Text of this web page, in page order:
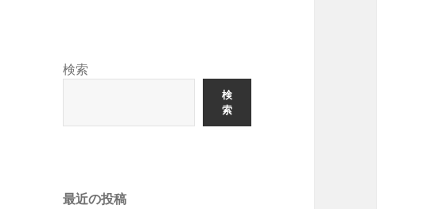
検索
検
索
最近の投稿